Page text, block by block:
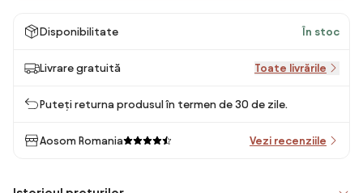
Disponibilitate În stoc
Livrare gratuită Toate livrările
Puteți returna produsul în termen de 30 de zile.
Aosom Romania Vezi recenziile